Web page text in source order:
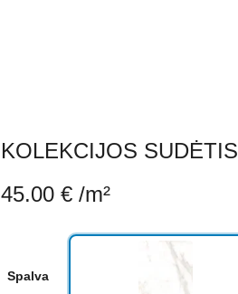
KOLEKCIJOS SUDĖTIS
45.00 €/m²